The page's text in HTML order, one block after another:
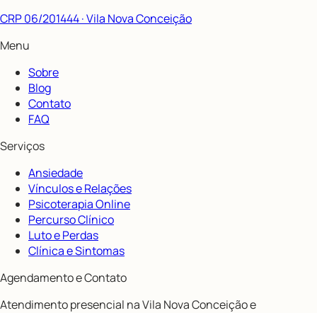
CRP 06/201444· Vila Nova Conceição
Menu
Sobre
Blog
Contato
FAQ
Serviços
Ansiedade
Vínculos e Relações
Psicoterapia Online
Percurso Clínico
Luto e Perdas
Clínica e Sintomas
Agendamento e Contato
Atendimento presencial na Vila Nova Conceição e